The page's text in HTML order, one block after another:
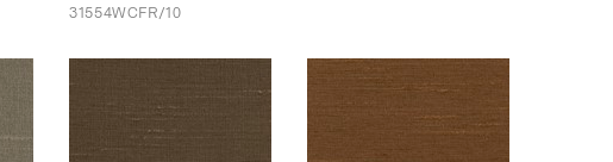
31554WCFR/10